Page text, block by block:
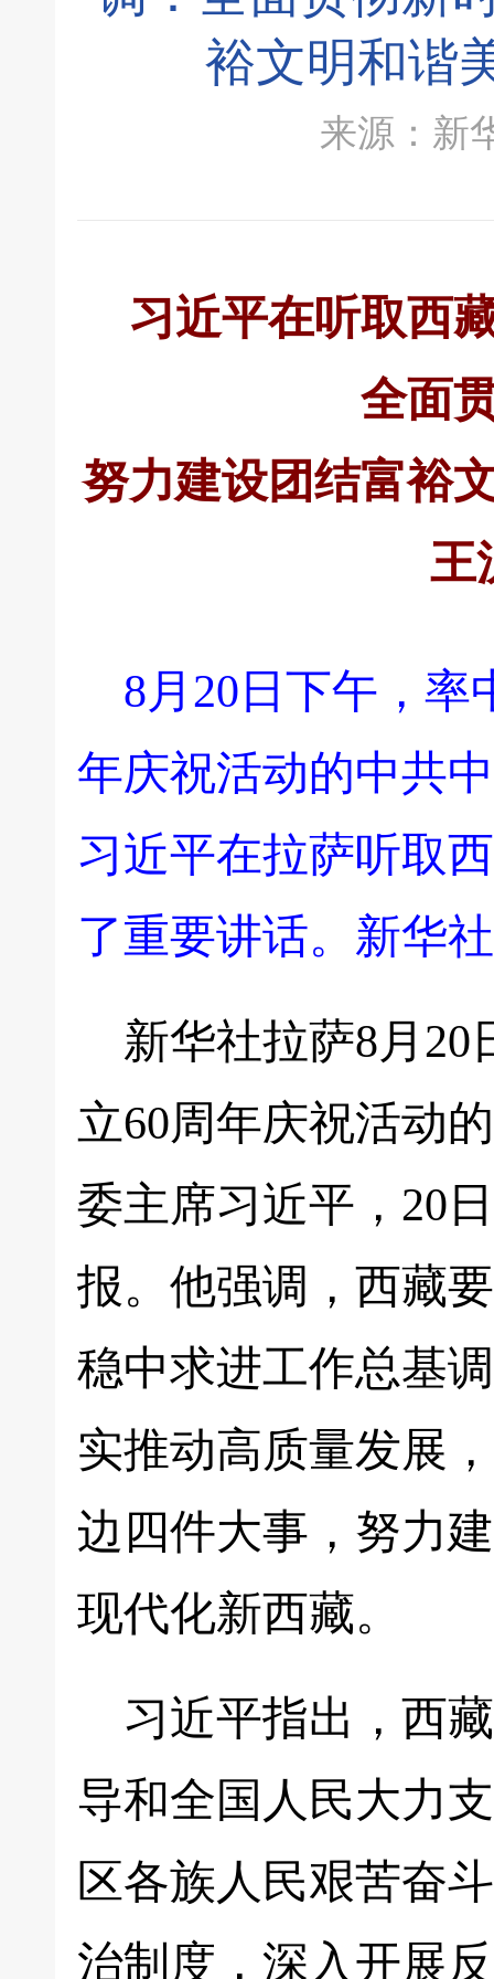
裕文明和谐
来源：新
习近平在听取西
全面
努力建设团结富裕
王
8月20日下午，率
年庆祝活动的中共
习近平在拉萨听取
了重要讲话。新华
新华社拉萨8月
立60周年庆祝活动
委主席习近平，20
报。他强调，西藏
稳中求进工作总基
实推动高质量发展
边四件大事，努力
现代化新西藏。
习近平指出，西
导和全国人民大力
区各族人民艰苦奋
治制度，深入开展